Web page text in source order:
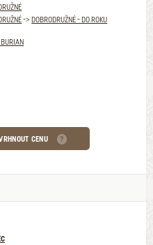
->DOBRODRUŽNÉ - DO ROKU
BURIAN
CENU